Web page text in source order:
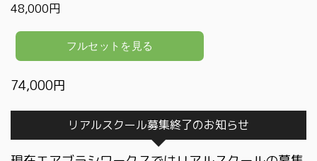
48,000円
74,000円
リアルスクール募集終了のお知らせ